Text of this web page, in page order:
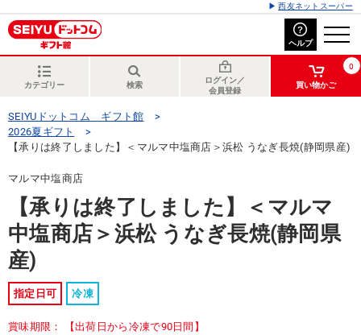
西友ネットスーパー
ヘルプ
カテゴリー 検索
ログイン／
会員登録
0
買い物かご
SEIYUドットコム ギフト館
2026夏ギフト
【承りは終了しました】＜マルマ中塩商店＞浜松 うなぎ長焼(静岡県産)
マルマ中塩商店
【承りは終了しました】＜マルマ
中塩商店＞浜松 うなぎ長焼(静岡県
産)
指定日可 冷凍
賞味期限： 【出荷日から冷凍で90日間】